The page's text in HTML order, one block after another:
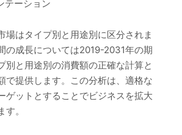
テーション
場はタイプ別と用途別に区分されま
の成長については2019-2031年の期
別と用途別の消費額の正確な計算と
で提供します。この分析は、適格な
ゲットとすることでビジネスを拡大
。